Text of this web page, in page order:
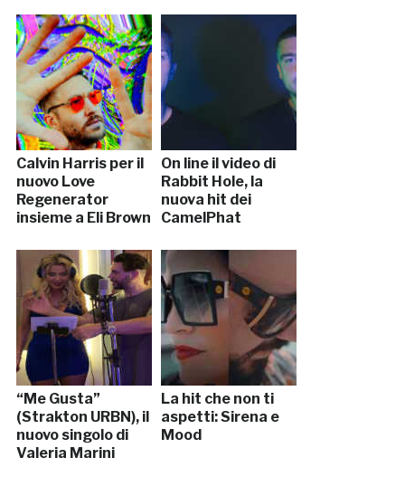
Calvin Harris per il
nuovo Love
Regenerator
insieme a Eli Brown
On line il video di
Rabbit Hole, la
nuova hit dei
CamelPhat
“Me Gusta”
(Strakton URBN), il
nuovo singolo di
Valeria Marini
La hit che non ti
aspetti: Sirena e
Mood